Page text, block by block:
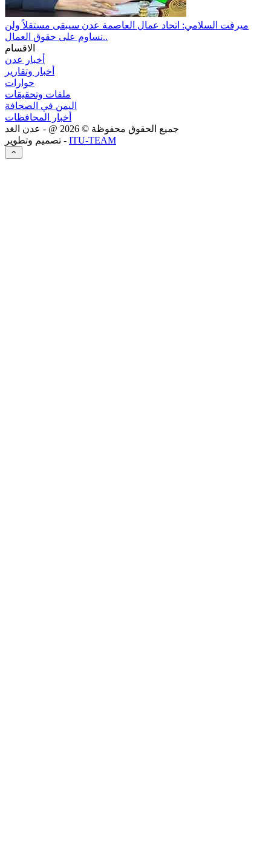
ميرفت السلامي: اتحاد عمال العاصمة عدن سيبقى مستقلاً ولن
نساوم على حقوق العمال..
الاقسام
أخبار عدن
أخبار وتقارير
حوارات
ملفات وتحقيقات
اليمن في الصحافة
أخبار المحافظات
جميع الحقوق محفوظة © 2026 @ - عدن الغد
تصميم وتطوير - ITU-TEAM